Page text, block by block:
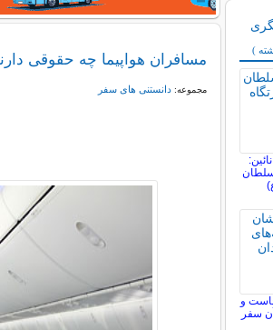
مسافران هواپیما چه حقوقی
مجموعه:دانستنی های سفر
)
و
سفر